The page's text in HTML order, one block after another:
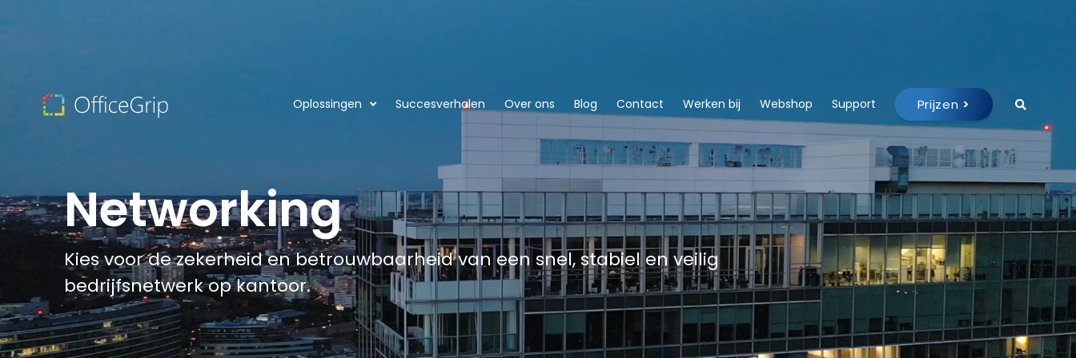
Oplossingen Succesverhalen Over ons Blog Contact Werken bij Webshop Support Prijzen >
Networking
Kies voor de zekerheid en betrouwbaarheid van een snel, stabiel en veilig
bedrijfsnetwerk op kantoor.